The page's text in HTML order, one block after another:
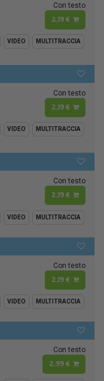
Con testo
2,19 €
VIDEO MULTITRACCIA
Con testo
2,19 €
VIDEO MULTITRACCIA
Con testo
2,19 €
VIDEO MULTITRACCIA
Con testo
2,19 €
VIDEO MULTITRACCIA
Con testo
2,99 €